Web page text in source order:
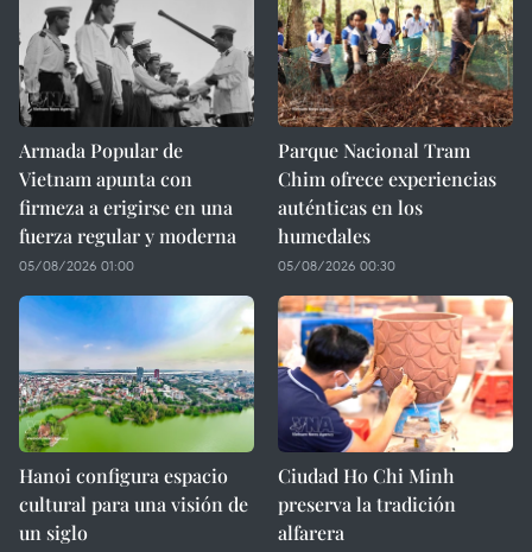
Armada Popular de
Vietnam apunta con
firmeza a erigirse en una
fuerza regular y moderna
05/08/2026 01:00
Parque Nacional Tram
Chim ofrece experiencias
auténticas en los
humedales
05/08/2026 00:30
Hanoi configura espacio
cultural para una visión de
un siglo
Ciudad Ho Chi Minh
preserva la tradición
alfarera